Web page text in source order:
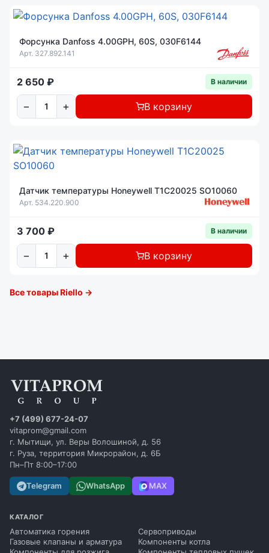
Форсунка Danfoss 4.00GPH, 60S, 030F6144
Арт. 327.892.141
2 650 ₽ В наличии
− + В корзину
Датчик температуры Honeywell T1C20025 SO10060
Арт. 534.220.900
3 700 ₽ В наличии
− + В корзину
Все товары Riello →
+7 (499) 677-24-07
vitaprom@gmail.com
г. Мытищи, ул. Веры Волошиной, д. 56
г. Руза, территория Микрорайон, д. 6Б
Пн–Пт 8:00–17:00
Telegram WhatsApp MAX
КАТАЛОГ
Автоматика горения
Газовые клапаны и арматура
Сервоприводы
Компоненты котла